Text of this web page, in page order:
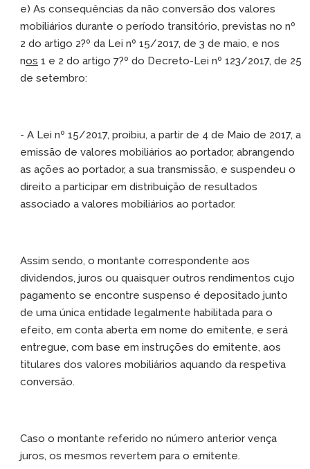
e) As consequências da não conversão dos valores
mobiliários durante o período transitório, previstas no nº
2 do artigo 2?º da Lei nº 15/2017, de 3 de maio, e nos
nos 1 e 2 do artigo 7?º do Decreto-Lei nº 123/2017, de 25
de setembro:
- A Lei nº 15/2017, proibiu, a partir de 4 de Maio de 2017, a
emissão de valores mobiliários ao portador, abrangendo
as ações ao portador, a sua transmissão, e suspendeu o
direito a participar em distribuição de resultados
associado a valores mobiliários ao portador.
Assim sendo, o montante correspondente aos
dividendos, juros ou quaisquer outros rendimentos cujo
pagamento se encontre suspenso é depositado junto
de uma única entidade legalmente habilitada para o
efeito, em conta aberta em nome do emitente, e será
entregue, com base em instruções do emitente, aos
titulares dos valores mobiliários aquando da respetiva
conversão.
Caso o montante referido no número anterior vença
juros, os mesmos revertem para o emitente.